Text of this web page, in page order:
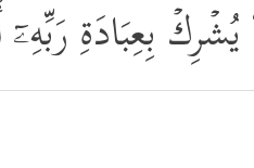
بِعِبَادَةِ